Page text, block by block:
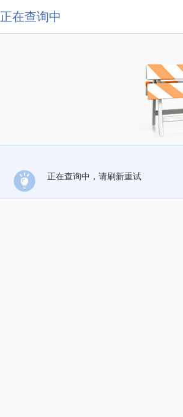
正在查询中
正在查询中，请刷新重试